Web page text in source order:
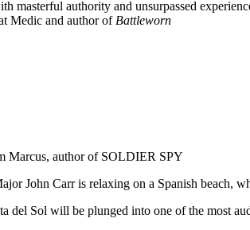
masterful authority and unsurpassed
Medic and author of Battleworn
Marcus, author of SOLDIER SPY
John Carr is relaxing on a Spanish beach,
del Sol will be plunged into one of the most